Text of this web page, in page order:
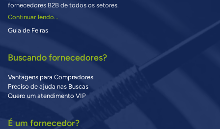
fornecedores B2B de todos os setores.
Continuar lendo...
Guia de Feiras
Buscando fornecedores?
Vantagens para Compradores
Preciso de ajuda nas Buscas
Quero um atendimento VIP
É um fornecedor?